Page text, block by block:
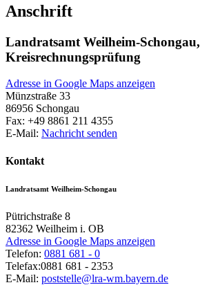
Anschrift
Landratsamt Weilheim-Schongau,
Kreisrechnungsprüfung
Adresse in Google Maps anzeigen
Münzstraße 33
86956 Schongau
Fax: +49 8861 211 4355
E-Mail: Nachricht senden
Kontakt
Landratsamt Weilheim-Schongau
Pütrichstraße 8
82362 Weilheim i. OB
Adresse in Google Maps anzeigen
Telefon: 0881 681 - 0
Telefax:0881 681 - 2353
E-Mail: poststelle@lra-wm.bayern.de